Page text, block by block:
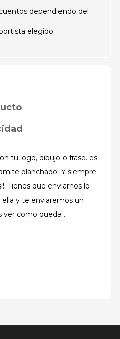
dependiendo del
elegido
tu logo, dibujo o frase. es
planchado. Y siempre
Tienes que enviarnos lo
y te enviaremos un
ver como queda .